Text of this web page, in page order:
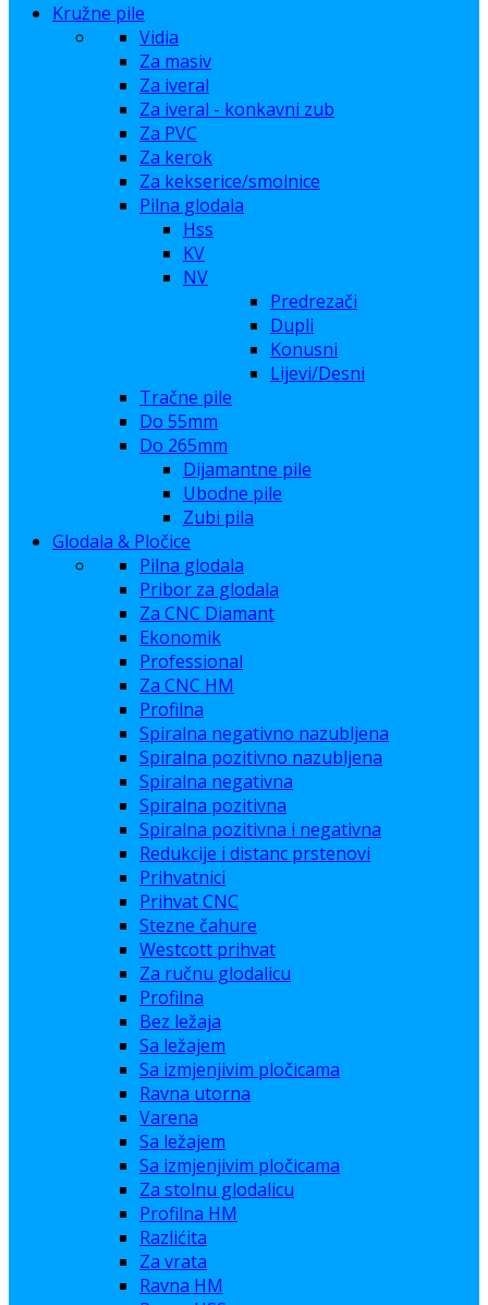
Kružne pile
Vidia
Za masiv
Za iveral
Za iveral - konkavni zub
Za PVC
Za kerok
Za kekserice/smolnice
Pilna glodala
Hss
KV
NV
Predrezači
Dupli
Konusni
Lijevi/Desni
Tračne pile
Do 55mm
Do 265mm
Dijamantne pile
Ubodne pile
Zubi pila
Glodala & Pločice
Pilna glodala
Pribor za glodala
Za CNC Diamant
Ekonomik
Professional
Za CNC HM
Profilna
Spiralna negativno nazubljena
Spiralna pozitivno nazubljena
Spiralna negativna
Spiralna pozitivna
Spiralna pozitivna i negativna
Redukcije i distanc prstenovi
Prihvatnici
Prihvat CNC
Stezne čahure
Westcott prihvat
Za ručnu glodalicu
Profilna
Bez ležaja
Sa ležajem
Sa izmjenjivim pločicama
Ravna utorna
Varena
Sa ležajem
Sa izmjenjivim pločicama
Za stolnu glodalicu
Profilna HM
Razlićita
Za vrata
Ravna HM